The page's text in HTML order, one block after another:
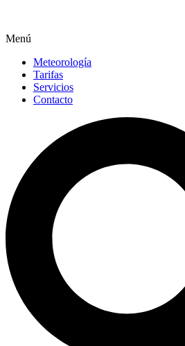
Menú
Meteorología
Tarifas
Servicios
Contacto